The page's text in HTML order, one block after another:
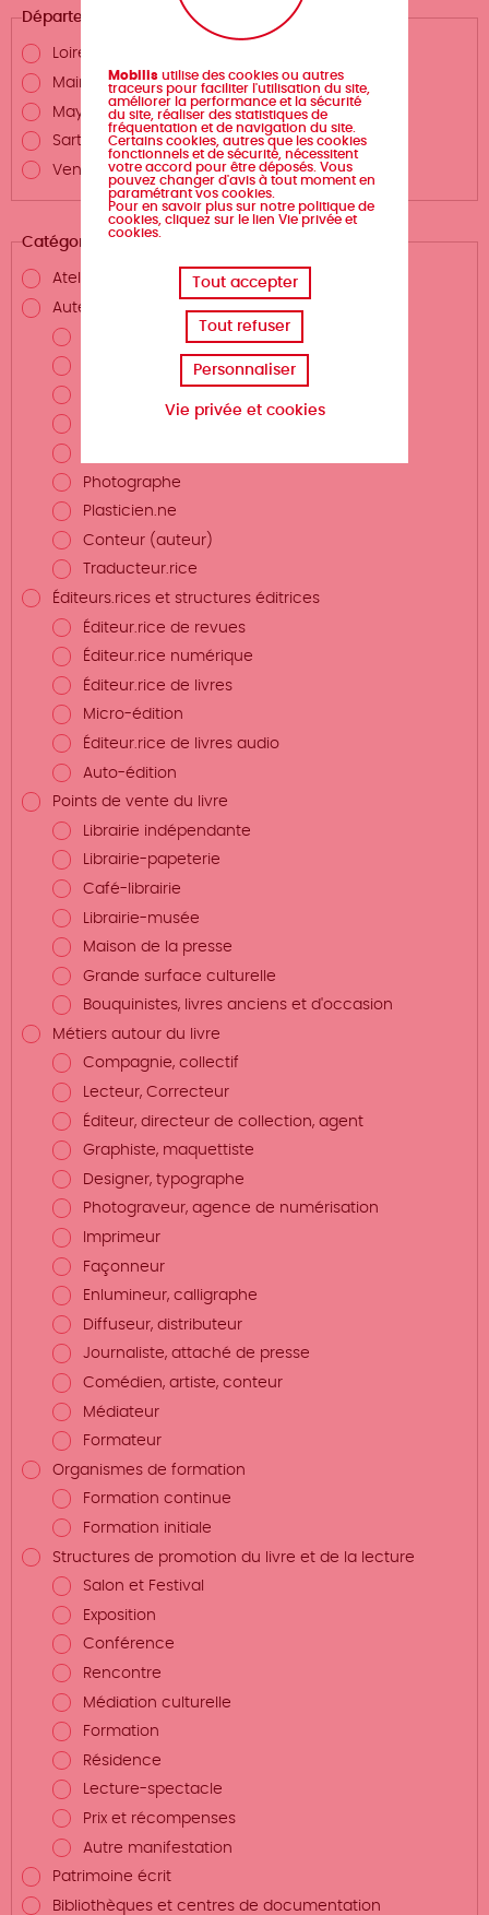
Département
Loire-Atlantique
Maine-et-Loire
Mayenne
Sarthe
Vendée
Catégories
Atelier d'écriture
Auteurs.rices et métiers de la création
Dessinateur.rice
Photographe
Plasticien.ne
Conteur (auteur)
Traducteur.rice
Éditeurs.rices et structures éditrices
Éditeur.rice de revues
Éditeur.rice numérique
Éditeur.rice de livres
Micro-édition
Éditeur.rice de livres audio
Auto-édition
Points de vente du livre
Librairie indépendante
Librairie-papeterie
Café-librairie
Librairie-musée
Maison de la presse
Grande surface culturelle
Bouquinistes, livres anciens et d'occasion
Métiers autour du livre
Compagnie, collectif
Lecteur, Correcteur
Éditeur, directeur de collection, agent
Graphiste, maquettiste
Designer, typographe
Photograveur, agence de numérisation
Imprimeur
Façonneur
Enlumineur, calligraphe
Diffuseur, distributeur
Journaliste, attaché de presse
Comédien, artiste, conteur
Médiateur
Formateur
Organismes de formation
Formation continue
Formation initiale
Structures de promotion du livre et de la lecture
Salon et Festival
Exposition
Conférence
Rencontre
Médiation culturelle
Formation
Résidence
Lecture-spectacle
Prix et récompenses
Autre manifestation
Patrimoine écrit
Bibliothèques et centres de documentation
Mobilis utilise des cookies ou autres
traceurs pour faciliter l'utilisation du site,
améliorer la performance et la sécurité
du site, réaliser des statistiques de
fréquentation et de navigation du site.
Certains cookies, autres que les cookies
fonctionnels et de sécurité, nécessitent
votre accord pour être déposés. Vous
pouvez changer d'avis à tout moment en
paramétrant vos cookies.
Pour en savoir plus sur notre politique de
cookies, cliquez sur le lien Vie privée et
cookies.
Tout accepter
Tout refuser
Personnaliser
Vie privée et cookies